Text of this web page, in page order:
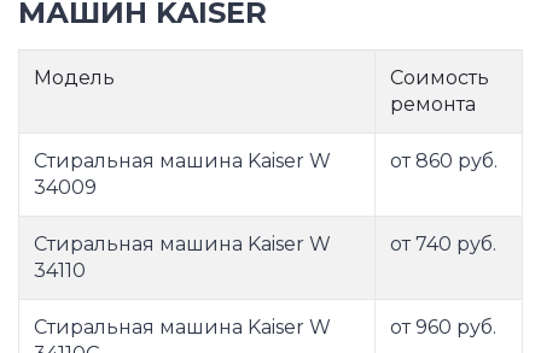
МАШИН KAISER
Модель
Соимость
ремонта
Стиральная машина Kaiser W
34009
от 860 руб.
Стиральная машина Kaiser W
34110
от 740 руб.
Стиральная машина Kaiser W
от 960 руб.